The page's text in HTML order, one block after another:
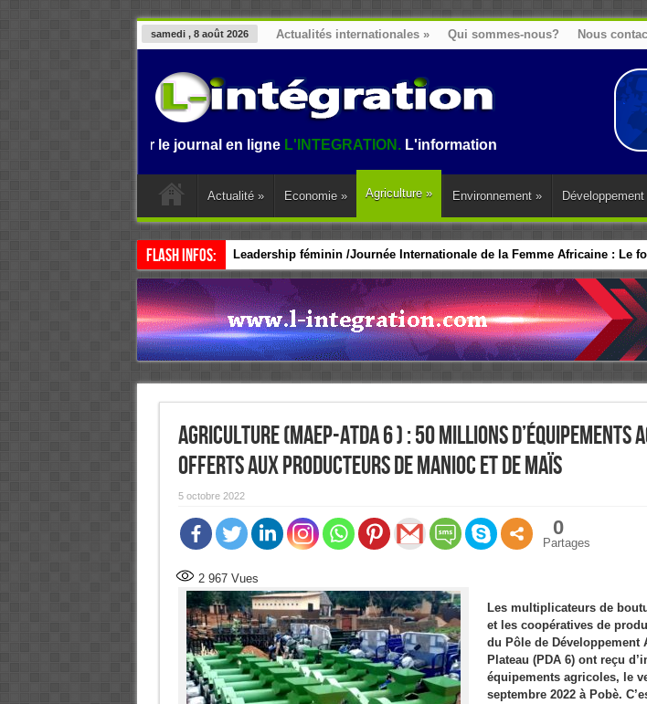
samedi , 8 août 2026 Actualités internationales » Qui sommes-nous? Nous
sur le journal en ligneL'INTEGRATION.L'information au Benin, en Afrique et dans le
Actualité » Economie » Agriculture » Environnement » Développement
Flash Infos: Leadership féminin /Journée Internationale de la Femme Africaine : Le
Agriculture (MAEP-ATDA 6 ) : 50 millions d’équipements
offerts aux producteurs de manioc et de maïs
5 octobre 2022
0
Partages
2 967Vues
Les multiplicateurs de
et les coopératives de
du Pôle de Développement
Plateau (PDA 6) ont reçu
équipements agricoles, le
septembre 2022 à Pobè.